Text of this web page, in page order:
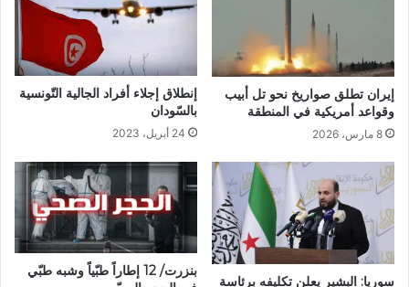
إيران تطلق صواريخ نحو تل أبيب
وقواعد أمريكية في المنطقة
8 مارس، 2026
إنطلاق إجلاء أفراد الجالية التّونسية
بالسّودان
24 أبريل، 2023
سوريا: البشير يعلن تكليفه برئاسة
بنزرت/ 12 إطاراً طبّياً وشبه طبّي